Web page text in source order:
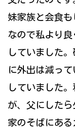
妹家族と会食
なので私より
していました
に外出は減っ
していました
が、父にしたら
家のそばにあ